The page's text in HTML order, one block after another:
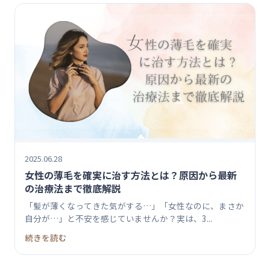
2025.06.28
女性の薄毛を確実に治す方法とは？原因から最新
の治療法まで徹底解説
「髪が薄くなってきた気がする…」「女性なのに、まさか
自分が…」と不安を感じていませんか？実は、3...
続きを読む